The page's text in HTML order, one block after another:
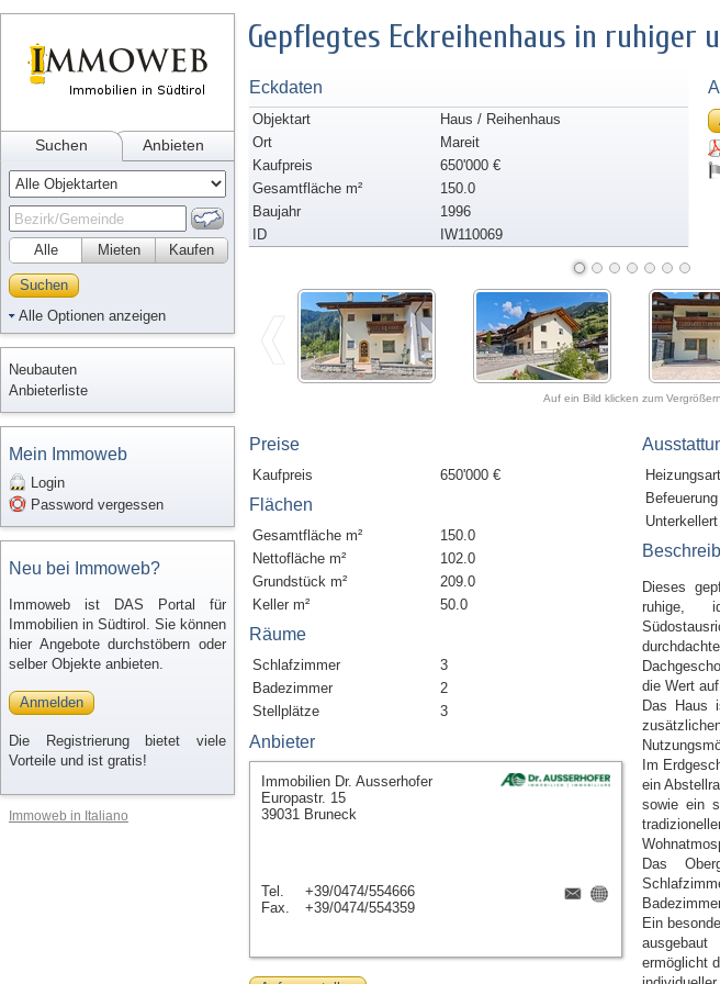
Suchen Anbieten
Alle Kaufen
Mieten
Suchen
Alle Optionen anzeigen
Neubauten
Anbieterliste
Mein Immoweb
Login
Password vergessen
Neu bei Immoweb?
Immoweb ist DAS Portal für
Immobilien in Südtirol. Sie können
hier Angebote durchstöbern oder
selber Objekte anbieten.
Anmelden
Die Registrierung bietet viele
Vorteile und ist gratis!
Immoweb in Italiano
Gepflegtes Eckreihenhaus in ruhiger
Eckdaten
Objektart
Haus / Reihenhaus
Ort
Mareit
Kaufpreis
650'000 €
Gesamtfläche m²
150.0
Baujahr
1996
ID
IW110069
Auf ein Bild klicken zum Vergrößern
Preise
Kaufpreis 650'000 €
Flächen
Gesamtfläche m²
150.0
Nettofläche m²
102.0
Grundstück m²
209.0
Keller m²
50.0
Räume
Schlafzimmer
3
Badezimmer
2
Stellplätze
3
Heizungsart
Befeuerung
Unterkellert
Dieses
ruhige,
die Wert
Das Haus
Im
ein
sowie ein
Das
Ein
ermöglicht
Anbieter
Immobilien Dr. Ausserhofer
Europastr. 15
39031 Bruneck
Tel.
+39/0474/554666
Fax.
+39/0474/554359